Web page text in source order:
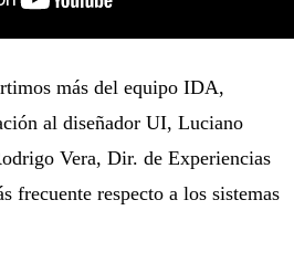
más del equipo IDA,
al diseñador UI, Luciano
Vera, Dir. de Experiencias
frecuente respecto a los sistemas